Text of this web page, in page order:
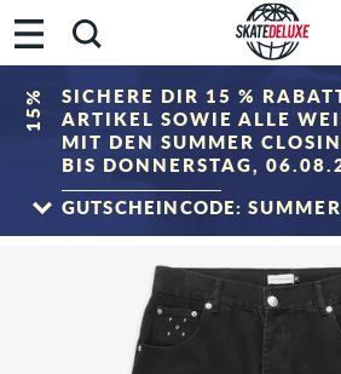
15%
SICHERE DIR 15 %
ARTIKEL SOWIE ALLE
MIT DEN SUMMER
BIS DONNERSTAG,
GUTSCHEINCODE:
*Gilt nur bis zum 06.08.2026, 23:59 (MESZ)! Der
Eingabe des Gutscheincodes abgezogen.
Artikel der Kategorie „Sale". Der Gutschein ist